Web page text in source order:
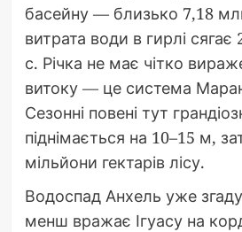
басейну — близько 7,18
витрата води в гирлі сягає
с. Річка не має чітко
витоку — це система
Сезонні повені тут
піднімається на 10–15 м,
мільйони гектарів лісу.
Водоспад Анхель уже
менш вражає Ігуасу на